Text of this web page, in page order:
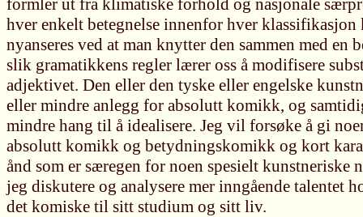
formler ut fra klimatiske forhold og nasjonale
hver enkelt betegnelse innenfor hver klassifikasjon
nyanseres ved at man knytter den sammen med en
slik gramatikkens regler lærer oss å modifisere
adjektivet. Den eller den tyske eller engelske
eller mindre anlegg for absolutt komikk, og
mindre hang til å idealisere. Jeg vil forsøke å gi
absolutt komikk og betydningskomikk og kort
ånd som er særegen for noen spesielt kunstneriske
jeg diskutere og analysere mer inngående talentet
det komiske til sitt studium og sitt liv.